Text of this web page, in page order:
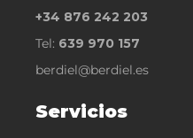
+34 876 242 203
Tel: 639 970 157
berdiel@berdiel.es
Servicios